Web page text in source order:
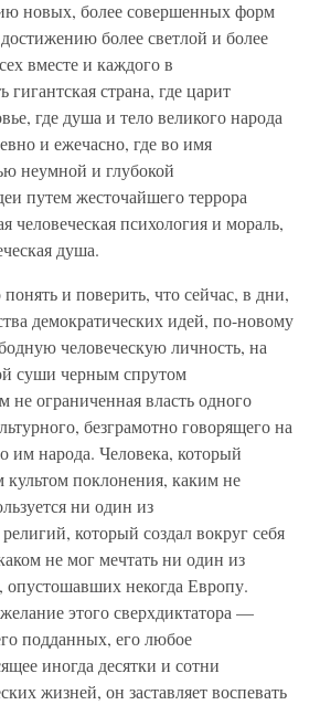
новых, более совершенных форм
более светлой и более
вместе и каждого в
страна, где царит
где душа и тело великого народа
и ежечасно, где во имя
неумной и глубокой
путем жесточайшего террора
человеческая психология и мораль,
душа.
и поверить, что сейчас, в дни,
демократических идей, по-новому
человеческую личность, на
суши черным спрутом
не ограниченная власть одного
безграмотно говорящего на
им народа. Человека, который
культом поклонения, каким не
ни один из
который создал вокруг себя
не мог мечтать ни один из
опустошавших некогда Европу.
этого сверхдиктатора —
подданных, его любое
иногда десятки и сотни
жизней, он заставляет воспевать